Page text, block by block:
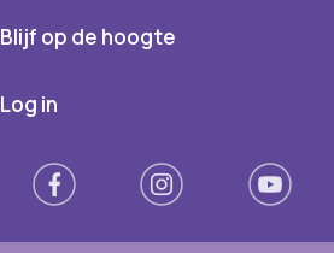
Blijf op de hoogte
Log in